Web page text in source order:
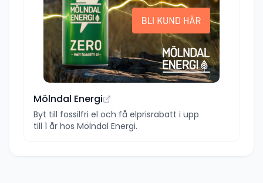
Mölndal Energi
Byt till fossilfri el och få elprisrabatt i upp
till 1 år hos Mölndal Energi.